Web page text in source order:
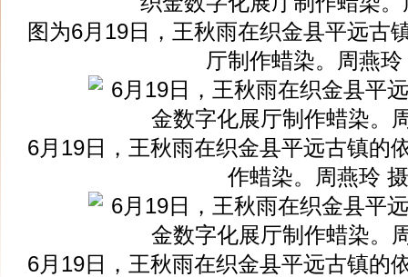
图为6月19日，王秋雨在织金县平远古
厅制作蜡染。周燕
6月19日，王秋雨在织金县平远古镇的
作蜡染。周燕玲
6月19日，王秋雨在织金县平远古镇的